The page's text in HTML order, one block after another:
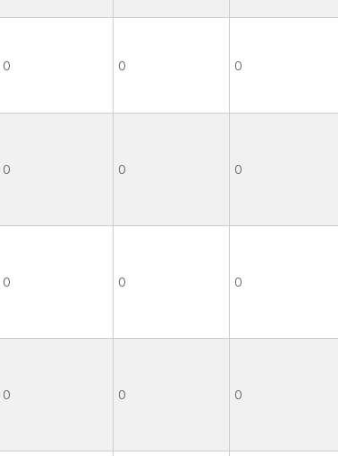
0 0 0
0 0 0
0 0 0
0 0 0